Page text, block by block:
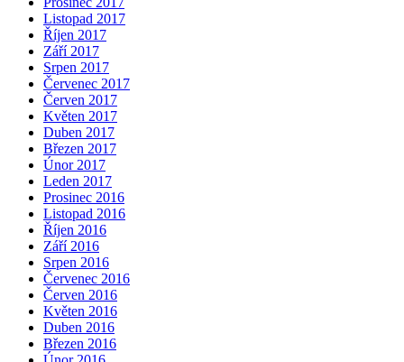
Listopad 2017
Říjen 2017
Září 2017
Srpen 2017
Červenec 2017
Červen 2017
Květen 2017
Duben 2017
Březen 2017
Únor 2017
Leden 2017
Prosinec 2016
Listopad 2016
Říjen 2016
Září 2016
Srpen 2016
Červenec 2016
Červen 2016
Květen 2016
Duben 2016
Březen 2016